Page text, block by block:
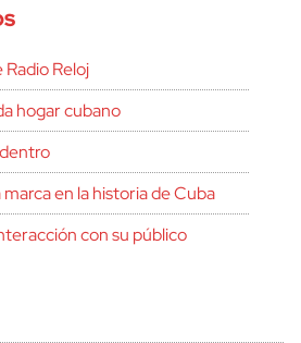
Radio Reloj
hogar cubano
marca en la historia de Cuba
con su público